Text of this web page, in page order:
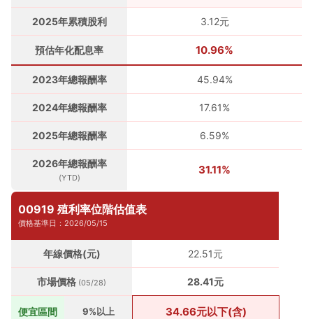
2025年累積股利 3.12元
預估年化配息率 10.96%
2023年總報酬率 45.94%
2024年總報酬率 17.61%
2025年總報酬率 6.59%
2026年總報酬率
(YTD)
31.11%
00919 殖利率位階估值表
價格基準日：2026/05/15
年線價格(元) 22.51元
市場價格 (05/28) 28.41元
便宜區間 9%以上 34.66元以下(含)